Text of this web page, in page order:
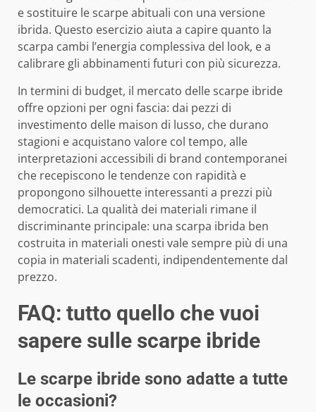
e sostituire le scarpe abituali con una versione
ibrida. Questo esercizio aiuta a capire quanto la
scarpa cambi l’energia complessiva del look, e a
calibrare gli abbinamenti futuri con più sicurezza.
In termini di budget, il mercato delle scarpe ibride
offre opzioni per ogni fascia: dai pezzi di
investimento delle maison di lusso, che durano
stagioni e acquistano valore col tempo, alle
interpretazioni accessibili di brand contemporanei
che recepiscono le tendenze con rapidità e
propongono silhouette interessanti a prezzi più
democratici. La qualità dei materiali rimane il
discriminante principale: una scarpa ibrida ben
costruita in materiali onesti vale sempre più di una
copia in materiali scadenti, indipendentemente dal
prezzo.
FAQ: tutto quello che vuoi
sapere sulle scarpe ibride
Le scarpe ibride sono adatte a tutte
le occasioni?